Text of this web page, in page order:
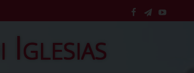
facebook
telegram
YouTube
Iglesias